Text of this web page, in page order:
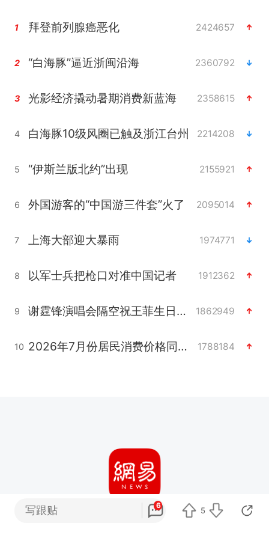
1 拜登前列腺癌恶化 2424657
2 “白海豚”逼近浙闽沿海 2360792
3 光影经济撬动暑期消费新蓝海 2358615
4 白海豚10级风圈已触及浙江台州 2214208
5 “伊斯兰版北约”出现 2155921
6 外国游客的“中国游三件套”火了 2095014
7 上海大部迎大暴雨 1974771
8 以军士兵把枪口对准中国记者 1912362
9 谢霆锋演唱会隔空祝王菲生日快乐 1862949
10 2026年7月份居民消费价格同比上涨0.5% 1788184
写跟贴 6
5